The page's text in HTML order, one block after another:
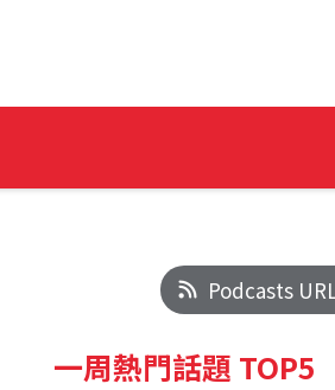
Podcasts
一周熱門話題 TOP5